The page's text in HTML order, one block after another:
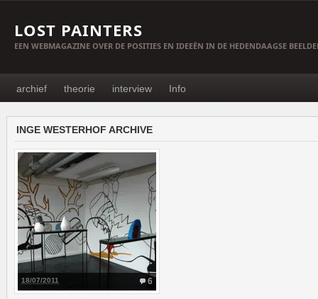
LOST PAINTERS
EEN WEBMAGAZINE OVER DE POSITIES EN IDEEËN IN DE HEDENDAAGSE
archief theorie interview Info
INGE WESTERHOF ARCHIVE
6
18/07/2011